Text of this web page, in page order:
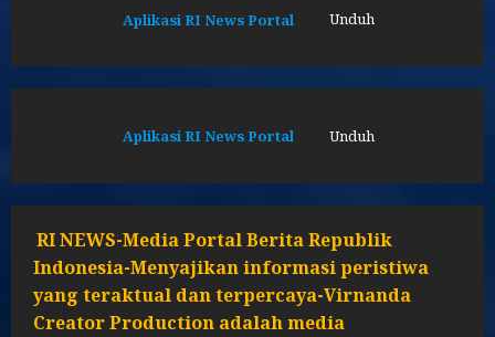
Aplikasi RI News Portal Unduh
Aplikasi RI News Portal Unduh
RI NEWS-Media Portal Berita Republik
Indonesia-Menyajikan informasi peristiwa
yang teraktual dan terpercaya-Virnanda
Creator Production adalah media